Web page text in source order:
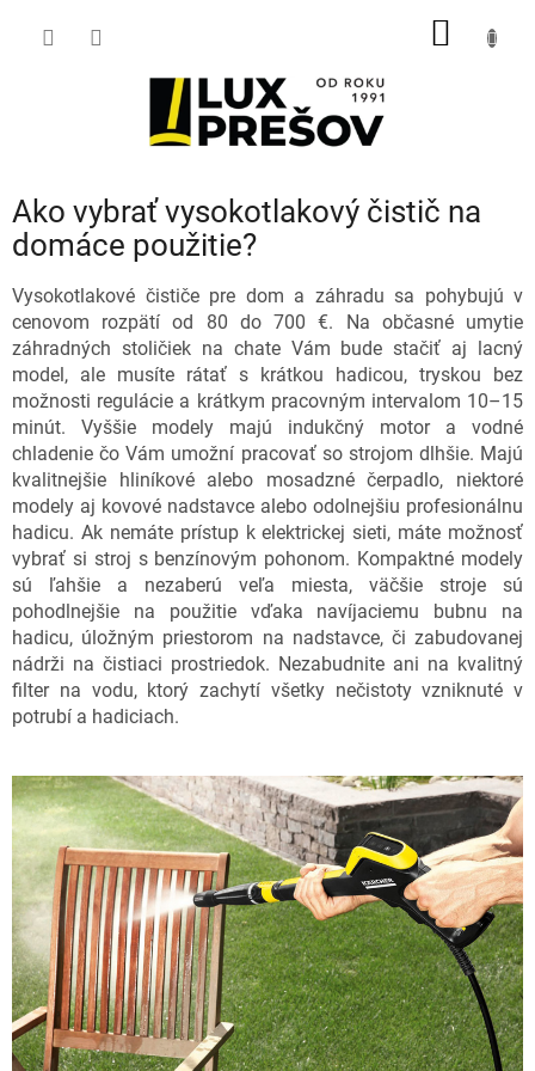
Ako vybrať vysokotlakový čistič na
domáce použitie?
Vysokotlakové čističe pre dom a záhradu sa pohybujú v
cenovom rozpätí od 80 do 700 €. Na občasné umytie
záhradných stoličiek na chate Vám bude stačiť aj lacný
model, ale musíte rátať s krátkou hadicou, tryskou bez
možnosti regulácie a krátkym pracovným intervalom 10–15
minút. Vyššie modely majú indukčný motor a vodné
chladenie čo Vám umožní pracovať so strojom dlhšie. Majú
kvalitnejšie hliníkové alebo mosadzné čerpadlo, niektoré
modely aj kovové nadstavce alebo odolnejšiu profesionálnu
hadicu. Ak nemáte prístup k elektrickej sieti, máte možnosť
vybrať si stroj s benzínovým pohonom. Kompaktné modely
sú ľahšie a nezaberú veľa miesta, väčšie stroje sú
pohodlnejšie na použitie vďaka navíjaciemu bubnu na
hadicu, úložným priestorom na nadstavce, či zabudovanej
nádrži na čistiaci prostriedok. Nezabudnite ani na kvalitný
filter na vodu, ktorý zachytí všetky nečistoty vzniknuté v
potrubí a hadiciach.